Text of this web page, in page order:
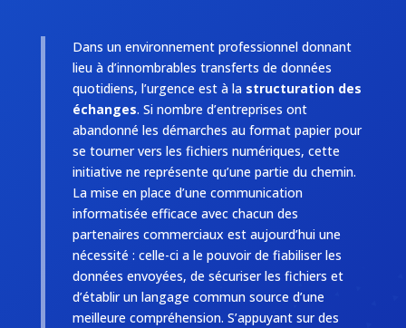
Dans un environnement professionnel donnant
lieu à d’innombrables transferts de données
quotidiens, l’urgence est à la structuration des
échanges. Si nombre d’entreprises ont
abandonné les démarches au format papier pour
se tourner vers les fichiers numériques, cette
initiative ne représente qu’une partie du chemin.
La mise en place d’une communication
informatisée efficace avec chacun des
partenaires commerciaux est aujourd’hui une
nécessité : celle-ci a le pouvoir de fiabiliser les
données envoyées, de sécuriser les fichiers et
d’établir un langage commun source d’une
meilleure compréhension. S’appuyant sur des